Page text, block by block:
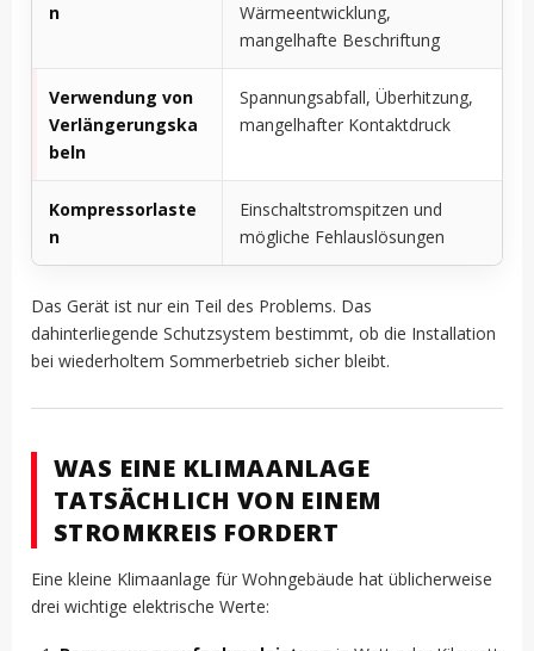
n
Wärmeentwicklung,
mangelhafte Beschriftung
Verwendung von
Verlängerungska
beln
Spannungsabfall, Überhitzung,
mangelhafter Kontaktdruck
Kompressorlaste
n
Einschaltstromspitzen und
mögliche Fehlauslösungen
Das Gerät ist nur ein Teil des Problems. Das
dahinterliegende Schutzsystem bestimmt, ob die Installation
bei wiederholtem Sommerbetrieb sicher bleibt.
WAS EINE KLIMAANLAGE
TATSÄCHLICH VON EINEM
STROMKREIS FORDERT
Eine kleine Klimaanlage für Wohngebäude hat üblicherweise
drei wichtige elektrische Werte: